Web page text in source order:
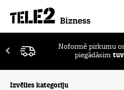
Noformē pirkumu
piegādāsim
Izvēlies kategoriju